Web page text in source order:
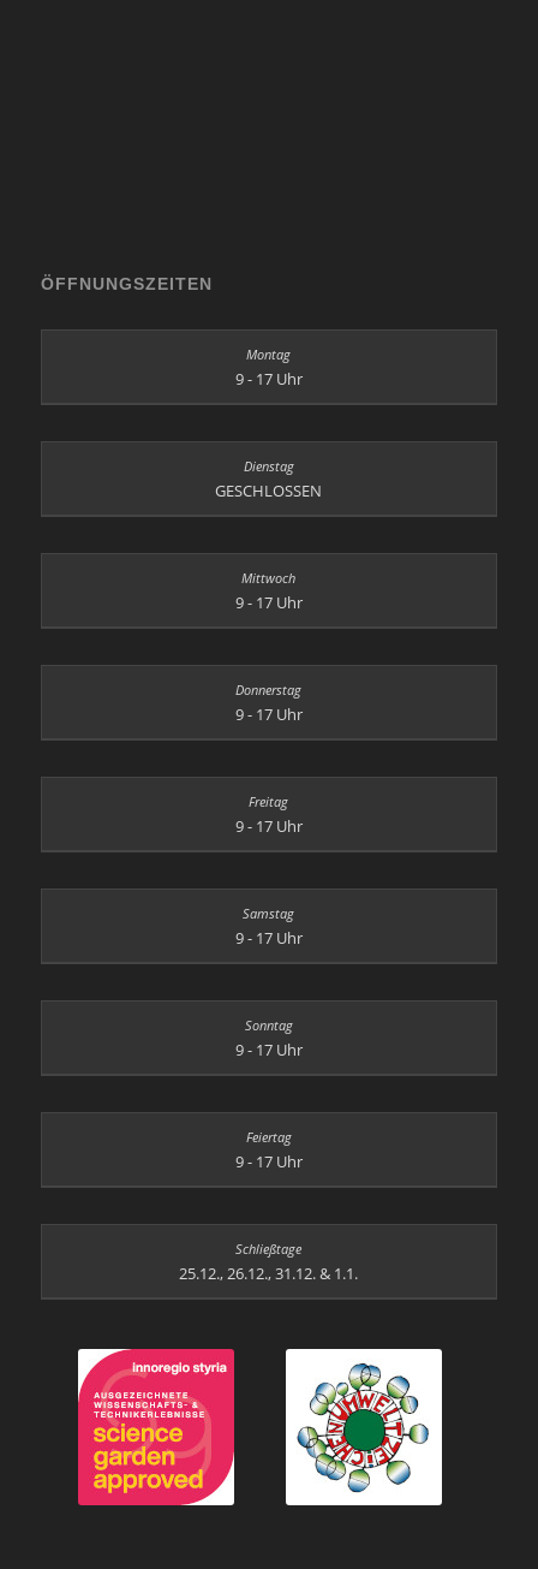
ÖFFNUNGSZEITEN
9 - 17 Uhr
GESCHLOSSEN
9 - 17 Uhr
9 - 17 Uhr
9 - 17 Uhr
9 - 17 Uhr
9 - 17 Uhr
9 - 17 Uhr
25.12., 26.12., 31.12. & 1.1.